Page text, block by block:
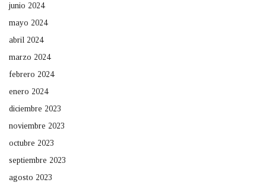
junio 2024
mayo 2024
abril 2024
marzo 2024
febrero 2024
enero 2024
diciembre 2023
noviembre 2023
octubre 2023
septiembre 2023
agosto 2023